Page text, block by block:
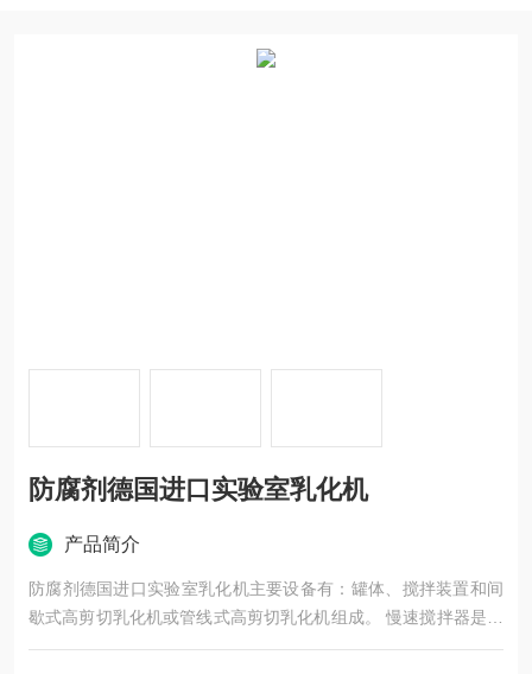
防腐剂德国进口实验室乳化机
产品简介
防腐剂德国进口实验室乳化机主要设备有：罐体、搅拌装置和间
歇式高剪切乳化机或管线式高剪切乳化机组成。 慢速搅拌器是由
中间的折叶桨式搅拌器与能混合高粘度的框式搅拌器组成，在框